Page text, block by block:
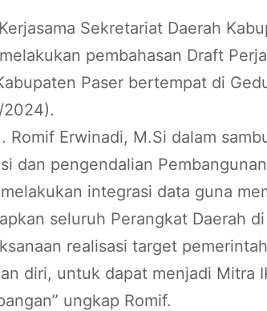
Sekretariat Daerah
pembahasan Draft
Paser bertempat di
2024).
Erwinadi, M.Si dalam
dan pengendalian
integrasi data guna
seluruh Perangkat Daerah
realisasi target
diri, untuk dapat menjadi Mitra
ungkap Romif.